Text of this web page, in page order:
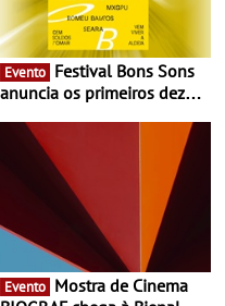
Evento
anuncia os primeiros dez
Evento